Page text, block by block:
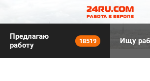
Предлагаю
работу
18519 Ищу